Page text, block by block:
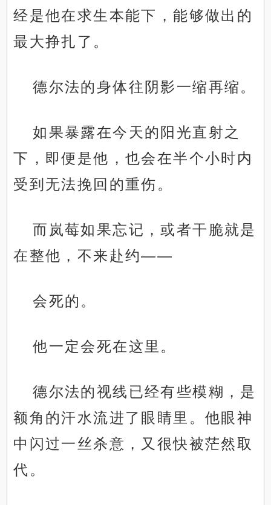
经是他在求生本能下，能够做出的
最大挣扎了。
德尔法的身体往阴影一缩再缩。
如果暴露在今天的阳光直射之
下，即便是他，也会在半个小时内
受到无法挽回的重伤。
而岚莓如果忘记，或者干脆就是
在整他，不来赴约——
会死的。
他一定会死在这里。
德尔法的视线已经有些模糊，是
额角的汗水流进了眼睛里。他眼神
中闪过一丝杀意，又很快被茫然取
代。